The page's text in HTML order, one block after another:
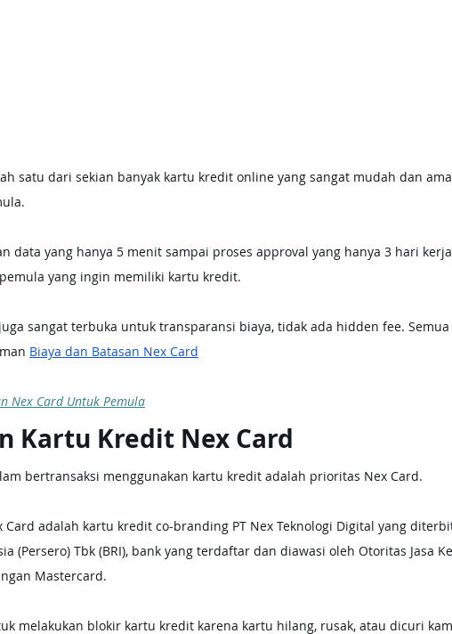
satu dari sekian banyak kartu kredit online yang sangat mudah dan
data yang hanya 5 menit sampai proses approval yang hanya 3 hari
yang ingin memiliki kartu kredit.
sangat terbuka untuk transparansi biaya, tidak ada hidden fee.
Biaya dan Batasan Nex Card
Nex Card Untuk Pemula
Kartu Kredit Nex Card
bertransaksi menggunakan kartu kredit adalah prioritas Nex Card.
Card adalah kartu kredit co-branding PT Nex Teknologi Digital yang
(Persero) Tbk (BRI), bank yang terdaftar dan diawasi oleh Otoritas Jasa
Mastercard.
melakukan blokir kartu kredit karena kartu hilang, rusak, atau dicuri